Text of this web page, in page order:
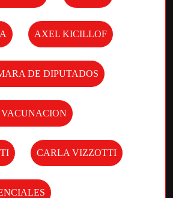
AXEL KICILLOF
DE DIPUTADOS
CARLA VIZZOTTI